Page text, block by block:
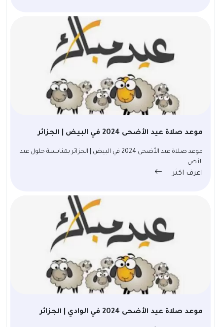
موعد صلاة عيد الأضحى 2024 في البيض | الجزائر
موعد صلاة عيد الأضحى 2024 في البيض | الجزائر بمناسبة حلول عيد
الأض...
اعرف اكثر
موعد صلاة عيد الأضحى 2024 في الوادي | الجزائر